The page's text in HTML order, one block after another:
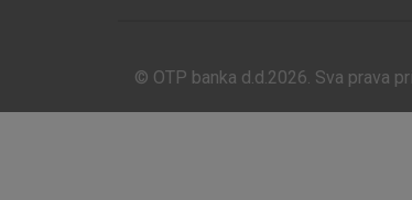
© OTP banka d.d.2026. Sva prava